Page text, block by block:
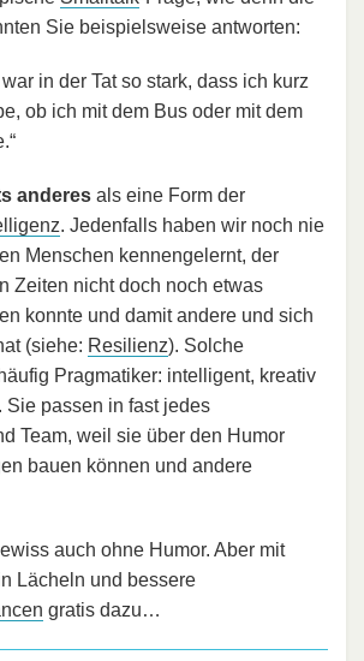
Sie beispielsweise antworten:
in der Tat so stark, dass ich kurz
ob ich mit dem Bus oder mit dem
anderes als eine Form der
. Jedenfalls haben wir noch nie
Menschen kennengelernt, der
Zeiten nicht doch noch etwas
konnte und damit andere und sich
(siehe: Resilienz). Solche
Pragmatiker: intelligent, kreativ
Sie passen in fast jedes
Team, weil sie über den Humor
bauen können und andere
auch ohne Humor. Aber mit
Lächeln und bessere
gratis dazu…